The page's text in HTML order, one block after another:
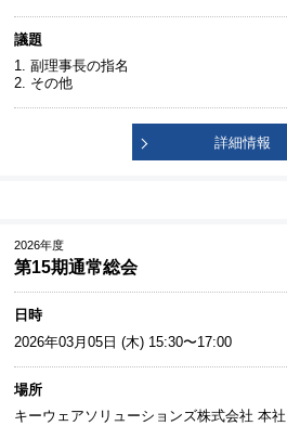
議題
1. 副理事⻑の指名
2. その他
詳細情報
2026年度
第15期通常総会
日時
2026年03月05日 (木) 15:30〜17:00
場所
キーウェアソリューションズ株式会社 本社